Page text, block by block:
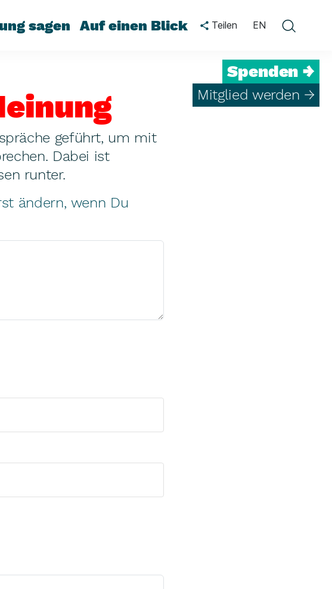
sagen Auf einen Blick Teilen EN
Spenden →
Mitglied werden →
geführt, um mit
Dabei ist
runter.
ändern, wenn Du